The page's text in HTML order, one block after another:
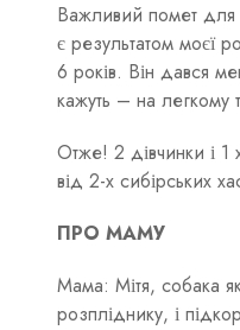
Важливий помет
є результатом моєї
6 років. Він дався
кажуть – на легкому
Отже! 2 дівчинки і 1
від 2-х сибірських
ПРО МАМУ
Мама: Мітя, собака
розпліднику, і